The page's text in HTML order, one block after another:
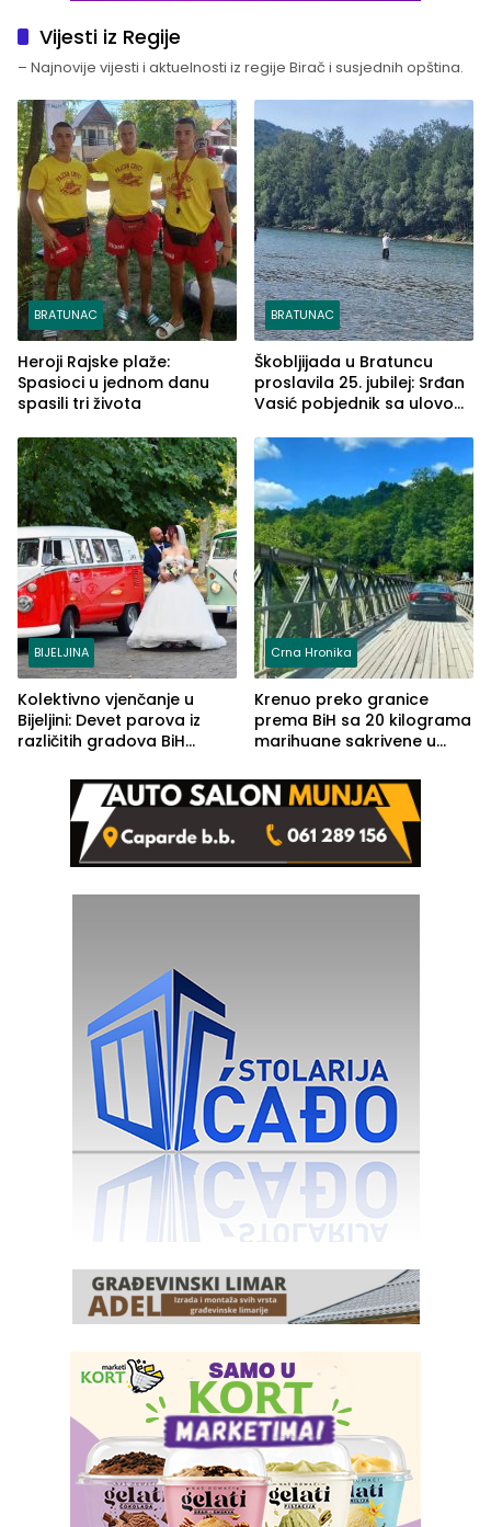
Vijesti iz Regije
– Najnovije vijesti i aktuelnosti iz regije Birač i susjednih opština.
BRATUNAC
Heroji Rajske plaže:
Spasioci u jednom danu
spasili tri života
BRATUNAC
Škobljijada u Bratuncu
proslavila 25. jubilej: Srđan
Vasić pobjednik sa ulovom
BIJELJINA
Kolektivno vjenčanje u
Bijeljini: Devet parova iz
različitih gradova BiH
Crna Hronika
Krenuo preko granice
prema BiH sa 20 kilograma
marihuane sakrivene u